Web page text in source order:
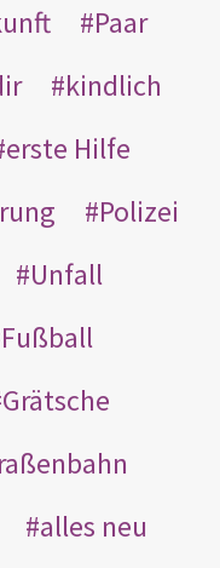
Paar
kindlich
erste Hilfe
Polizei
Unfall
Fußball
Grätsche
alles neu